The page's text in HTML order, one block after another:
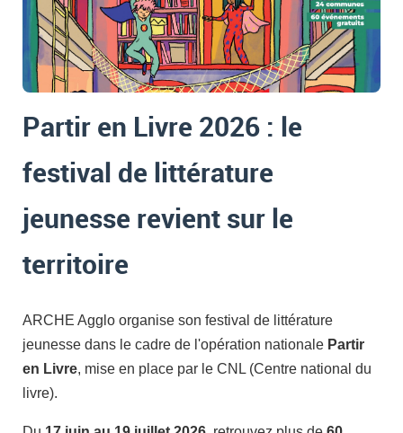
Partir en Livre 2026 : le
festival de littérature
jeunesse revient sur le
territoire
ARCHE Agglo organise son festival de littérature
jeunesse dans le cadre de l'opération nationale Partir
en Livre, mise en place par le CNL (Centre national du
livre).